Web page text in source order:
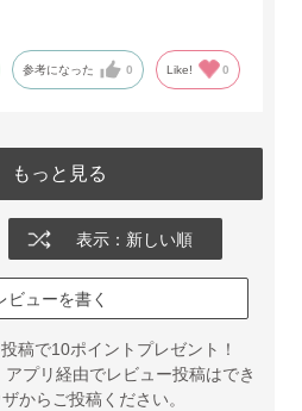
参考になった 0 Like! 0
もっと見る
表示：新しい順
ビューを書く
稿で10ポイントプレゼント！
プリ経由でレビュー投稿はでき
からご投稿ください。